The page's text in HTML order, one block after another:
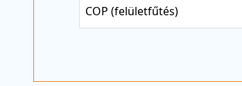
COP (felületfűtés)